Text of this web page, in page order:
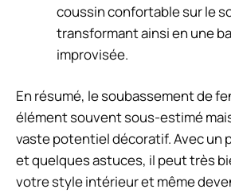
coussin confortable sur le
transformant ainsi en une
improvisée.
En résumé, le soubassement de
élément souvent sous-estimé
vaste potentiel décoratif. Avec un
et quelques astuces, il peut très
votre style intérieur et même